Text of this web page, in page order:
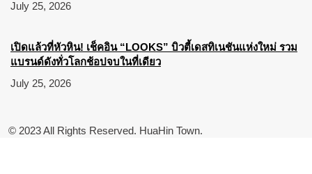
July 25, 2026
เปิดแล้วที่หัวหิน! เช็คอิน “LOOKS” บิวตี้เดสทิเนชันแห่งใหม่ รวม
แบรนด์ดังทั่วโลกช้อปจบในที่เดียว
July 25, 2026
© 2023 All Rights Reserved. HuaHin Town.